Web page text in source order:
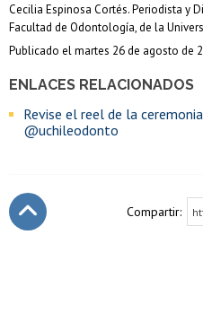
ENLACES RELACIONADOS
Revise el reel de la
@uchileodonto
Cecilia Espinosa Cortés. Periodista y
Facultad de Odontología, de la
Publicado el martes 26 de agosto de
Compartir: